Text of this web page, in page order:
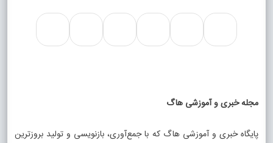
مجله خبری و آموزشی هاگ
پایگاه خبری و آموزشی هاگ که با جمع‌آوری، بازنویسی و تولید بروزترین